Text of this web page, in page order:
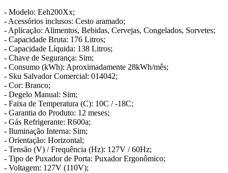
- Modelo: Eeh200Xx;
- Acessórios inclusos: Cesto aramado;
- Aplicação: Alimentos, Bebidas, Cervejas, Congelados, Sorvetes;
- Capacidade Bruta: 176 Litros;
- Capacidade Líquida: 138 Litros;
- Chave de Segurança: Sim;
- Consumo (kWh): Aproximadamente 28kWh/mês;
- Sku Salvador Comercial: 014042;
- Cor: Branco;
- Degelo Manual: Sim;
- Faixa de Temperatura (C): 10C / -18C;
- Garantia do Produto: 12 meses;
- Gás Refrigerante: R600a;
- Iluminação Interna: Sim;
- Orientação: Horizontal;
- Tensão (V) / Frequência (Hz): 127V / 60Hz;
- Tipo de Puxador de Porta: Puxador Ergonômico;
- Voltagem: 127V (110V);